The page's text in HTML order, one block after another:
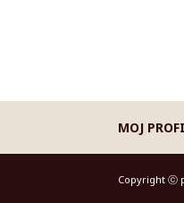
MOJ
Copyright ⓒ